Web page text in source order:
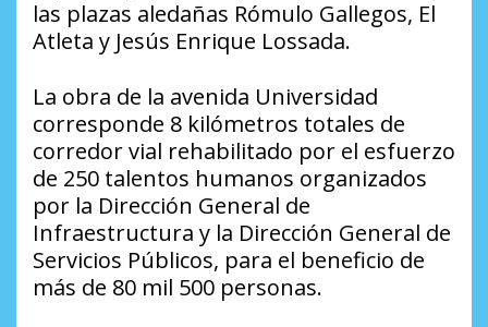
las plazas aledañas Rómulo Gallegos, El
Atleta y Jesús Enrique Lossada.
La obra de la avenida Universidad
corresponde 8 kilómetros totales de
corredor vial rehabilitado por el esfuerzo
de 250 talentos humanos organizados
por la Dirección General de
Infraestructura y la Dirección General de
Servicios Públicos, para el beneficio de
más de 80 mil 500 personas.